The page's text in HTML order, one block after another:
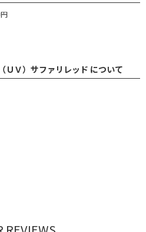
Ｖ）サファリレッド について